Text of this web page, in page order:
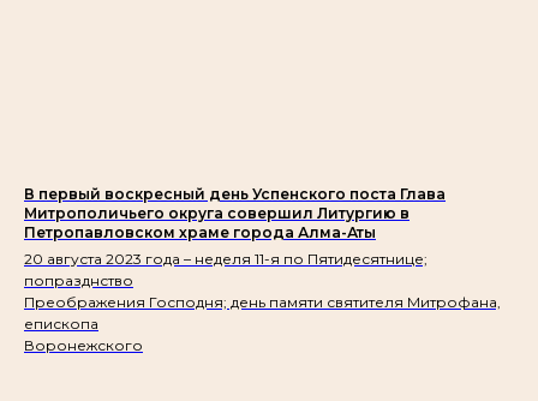
В первый воскресный день Успенского поста Глава
Митрополичьего округа совершил Литургию в
Петропавловском храме города Алма-Аты
20 августа 2023 года – неделя 11-я по Пятидесятнице;
попразднство
Преображения Господня; день памяти святителя Митрофана,
епископа
Воронежского